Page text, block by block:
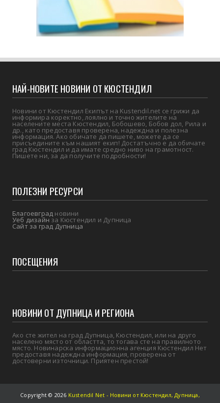
НАЙ-НОВИТЕ НОВИНИ ОТ КЮСТЕНДИЛ
Новини от Кюстендил Екипът на Kustendil.net се грижи да
информира коректно, лоялно и точно жителите на
населените места Кюстендил, Бобошево, Бобов дол, Рила и
др., като предоставя проверена, надеждна и полезна
информация. Ако обичате да пишете, можете да се
присъедините към нашият екип! Достатъчно е да обичате
град Кюстендил и да имате средно ниво на грамотност.
Пишете ни, за да получите подробности!
ПОЛЕЗНИ РЕСУРСИ
Благоевград новини
Уеб дизайнза Кюстендил и Дупница
Сайт за град Дупница
ПОСЕЩЕНИЯ
НОВИНИ ОТ ДУПНИЦА И РЕГИОНА
Ако сте жител на град Дупница, Кюстендил, или на друго
населено място от областта, то тогава сте на правилното
място. Новинарска информационна агенция Кюстендил Нет
предоставя надеждна информация, проверена от
достоверни източници. Приятен престой!
Copyright © 2026 Kustendil Net - Новини от Кюстендил, Дупница,